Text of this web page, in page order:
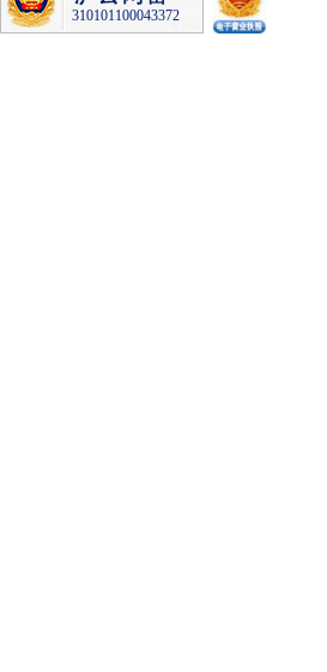
310101100043372